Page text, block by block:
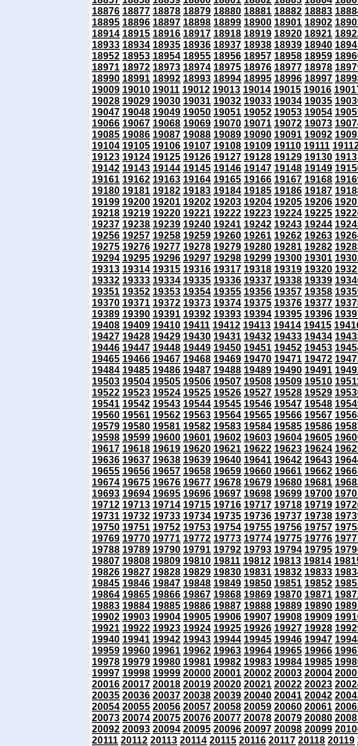
18876 18877 18878 18879 18880 18881 18882 18883
18895 18896 18897 18898 18899 18900 18901 18902
18914 18915 18916 18917 18918 18919 18920 18921
18933 18934 18935 18936 18937 18938 18939 18940
18952 18953 18954 18955 18956 18957 18958 18959
18971 18972 18973 18974 18975 18976 18977 18978
18990 18991 18992 18993 18994 18995 18996 18997
19009 19010 19011 19012 19013 19014 19015 19016
19028 19029 19030 19031 19032 19033 19034 19035
19047 19048 19049 19050 19051 19052 19053 19054
19066 19067 19068 19069 19070 19071 19072 19073
19085 19086 19087 19088 19089 19090 19091 19092
19104 19105 19106 19107 19108 19109 19110 19111
19123 19124 19125 19126 19127 19128 19129 19130
19142 19143 19144 19145 19146 19147 19148 19149
19161 19162 19163 19164 19165 19166 19167 19168
19180 19181 19182 19183 19184 19185 19186 19187
19199 19200 19201 19202 19203 19204 19205 19206
19218 19219 19220 19221 19222 19223 19224 19225
19237 19238 19239 19240 19241 19242 19243 19244
19256 19257 19258 19259 19260 19261 19262 19263
19275 19276 19277 19278 19279 19280 19281 19282
19294 19295 19296 19297 19298 19299 19300 19301
19313 19314 19315 19316 19317 19318 19319 19320
19332 19333 19334 19335 19336 19337 19338 19339
19351 19352 19353 19354 19355 19356 19357 19358
19370 19371 19372 19373 19374 19375 19376 19377
19389 19390 19391 19392 19393 19394 19395 19396
19408 19409 19410 19411 19412 19413 19414 19415
19427 19428 19429 19430 19431 19432 19433 19434
19446 19447 19448 19449 19450 19451 19452 19453
19465 19466 19467 19468 19469 19470 19471 19472
19484 19485 19486 19487 19488 19489 19490 19491
19503 19504 19505 19506 19507 19508 19509 19510
19522 19523 19524 19525 19526 19527 19528 19529
19541 19542 19543 19544 19545 19546 19547 19548
19560 19561 19562 19563 19564 19565 19566 19567
19579 19580 19581 19582 19583 19584 19585 19586
19598 19599 19600 19601 19602 19603 19604 19605
19617 19618 19619 19620 19621 19622 19623 19624
19636 19637 19638 19639 19640 19641 19642 19643
19655 19656 19657 19658 19659 19660 19661 19662
19674 19675 19676 19677 19678 19679 19680 19681
19693 19694 19695 19696 19697 19698 19699 19700
19712 19713 19714 19715 19716 19717 19718 19719
19731 19732 19733 19734 19735 19736 19737 19738
19750 19751 19752 19753 19754 19755 19756 19757
19769 19770 19771 19772 19773 19774 19775 19776
19788 19789 19790 19791 19792 19793 19794 19795
19807 19808 19809 19810 19811 19812 19813 19814
19826 19827 19828 19829 19830 19831 19832 19833
19845 19846 19847 19848 19849 19850 19851 19852
19864 19865 19866 19867 19868 19869 19870 19871
19883 19884 19885 19886 19887 19888 19889 19890
19902 19903 19904 19905 19906 19907 19908 19909
19921 19922 19923 19924 19925 19926 19927 19928
19940 19941 19942 19943 19944 19945 19946 19947
19959 19960 19961 19962 19963 19964 19965 19966
19978 19979 19980 19981 19982 19983 19984 19985
19997 19998 19999 20000 20001 20002 20003 20004
20016 20017 20018 20019 20020 20021 20022 20023
20035 20036 20037 20038 20039 20040 20041 20042
20054 20055 20056 20057 20058 20059 20060 20061
20073 20074 20075 20076 20077 20078 20079 20080
20092 20093 20094 20095 20096 20097 20098 20099
20111 20112 20113 20114 20115 20116 20117 20118 20119